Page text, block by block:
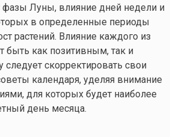
фазы Луны, влияние дней недели и
в определенные периоды
растений. Влияние каждого из
быть как позитивным, так и
следует скорректировать свои
календаря, уделяя внимание
для которых будет наиболее
день месяца.